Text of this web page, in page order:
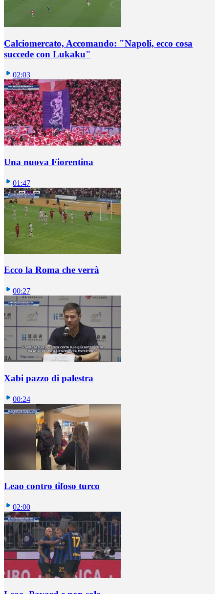
Calciomercato, Accomando: "Napoli, ecco cosa
succede con Lukaku"
02:03
Una nuova Fiorentina
01:47
Ecco la Roma che verrà
00:27
Xabi pazzo di palestra
00:24
Leao contro tifoso turco
02:00